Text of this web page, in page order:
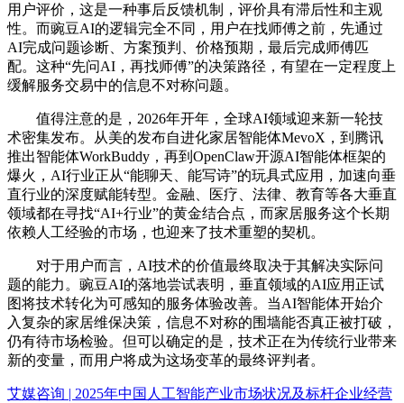
用户评价，这是一种事后反馈机制，评价具有滞后性和主观
性。而豌豆AI的逻辑完全不同，用户在找师傅之前，先通过
AI完成问题诊断、方案预判、价格预期，最后完成师傅匹
配。这种“先问AI，再找师傅”的决策路径，有望在一定程度上
缓解服务交易中的信息不对称问题。
值得注意的是，2026年开年，全球AI领域迎来新一轮技
术密集发布。从美的发布自进化家居智能体MevoX，到腾讯
推出智能体WorkBuddy，再到OpenClaw开源AI智能体框架的
爆火，AI行业正从“能聊天、能写诗”的玩具式应用，加速向垂
直行业的深度赋能转型。金融、医疗、法律、教育等各大垂直
领域都在寻找“AI+行业”的黄金结合点，而家居服务这个长期
依赖人工经验的市场，也迎来了技术重塑的契机。
对于用户而言，AI技术的价值最终取决于其解决实际问
题的能力。豌豆AI的落地尝试表明，垂直领域的AI应用正试
图将技术转化为可感知的服务体验改善。当AI智能体开始介
入复杂的家居维保决策，信息不对称的围墙能否真正被打破，
仍有待市场检验。但可以确定的是，技术正在为传统行业带来
新的变量，而用户将成为这场变革的最终评判者。
艾媒咨询 | 2025年中国人工智能产业市场状况及标杆企业经营